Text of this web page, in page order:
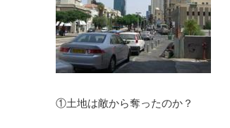
①土地は敵から奪ったのか？